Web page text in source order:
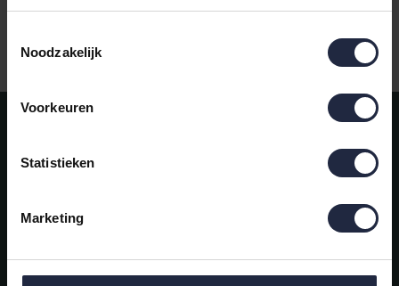
Noodzakelijk
Voorkeuren
Statistieken
Marketing
Meld je aan voor onze nieuwsbrief!
AANMELDEN
Snel regelen in je account. Volg je bestelling, betaal facturen of
Vragen?